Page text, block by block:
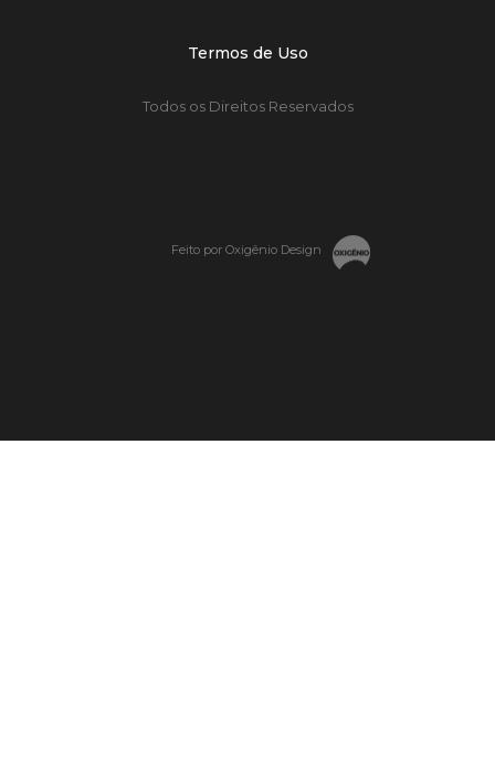
Termos de Uso
Todos os Direitos Reservados
Feito por Oxigênio Design